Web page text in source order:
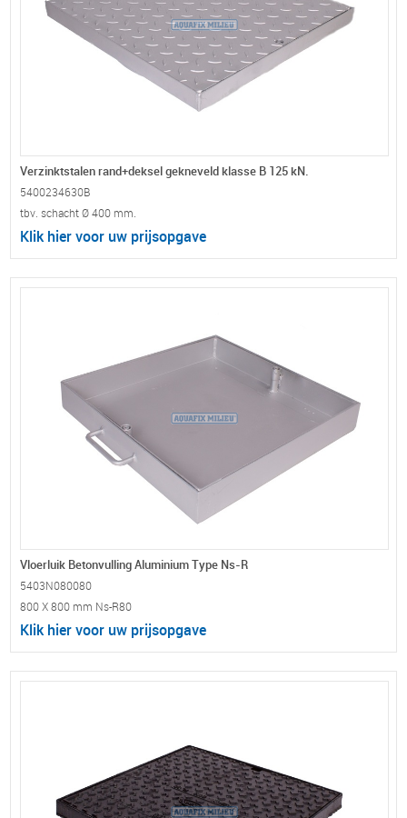
Verzinktstalen rand+deksel gekneveld klasse B 125 kN.
5400234630B
tbv. schacht Ø 400 mm.
Klik hier voor uw prijsopgave
Vloerluik Betonvulling Aluminium Type Ns-R
5403N080080
800 X 800 mm Ns-R80
Klik hier voor uw prijsopgave